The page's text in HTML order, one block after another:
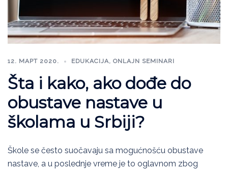
12. МАРТ 2020. EDUKACIJA, ONLAJN SEMINARI
Šta i kako, ako dođe do
obustave nastave u
školama u Srbiji?
Škole se često suočavaju sa mogućnošću obustave
nastave, a u poslednje vreme je to oglavnom zbog